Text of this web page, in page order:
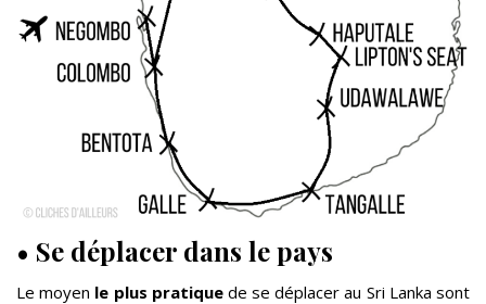
• Se déplacer dans le pays
Le moyen le plus pratiquede se déplacer au Sri Lanka sont